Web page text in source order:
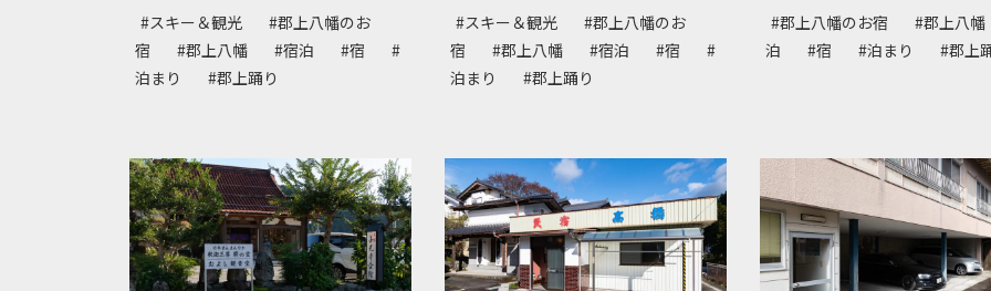
#スキー＆観光
#郡上八幡のお
宿
#郡上八幡 #宿泊 #宿
#
泊まり
#郡上踊り
#スキー＆観光
#郡上八幡のお
宿
#郡上八幡 #宿泊 #宿
#
泊まり
#郡上踊り
#郡上八幡のお宿 #郡上八幡
泊
#宿 #泊まり #郡上